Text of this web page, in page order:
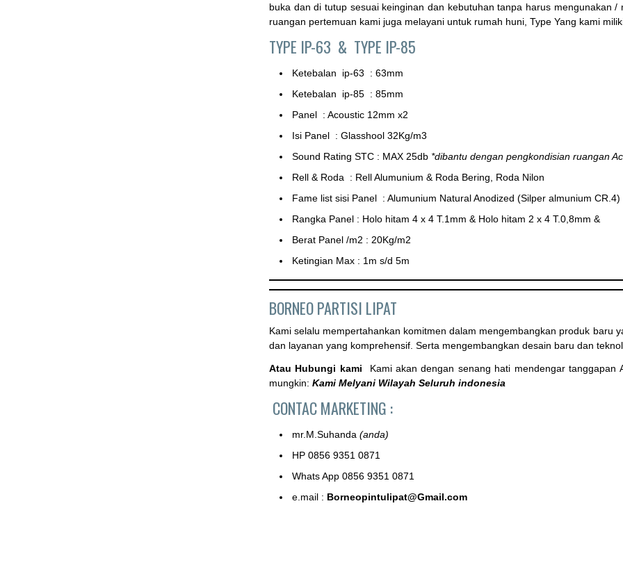
buka dan di tutup sesuai keinginan dan kebutuhan tanpa harus mengunakan
ruangan pertemuan kami juga melayani untuk rumah huni, Type Yang kami
TYPE IP-63 & TYPE IP-85
Ketebalan ip-63 : 63mm
Ketebalan ip-85 : 85mm
Panel : Acoustic 12mm x2
Isi Panel : Glasshool 32Kg/m3
Sound Rating STC : MAX 25db *dibantu dengan pengkondisian ruangan
Rell & Roda : Rell Alumunium & Roda Bering, Roda Nilon
Fame list sisi Panel : Alumunium Natural Anodized (Silper almunium CR.4)
Rangka Panel : Holo hitam 4 x 4 T.1mm & Holo hitam 2 x 4 T.0,8mm &
Berat Panel /m2 : 20Kg/m2
Ketingian Max : 1m s/d 5m
BORNEO PARTISI LIPAT
Kami selalu mempertahankan komitmen dalam mengembangkan produk baru
dan layanan yang komprehensif. Serta mengembangkan desain baru dan
Atau Hubungi kami
Kami akan dengan senang hati mendengar
mungkin: Kami Melyani Wilayah Seluruh indonesia
CONTAC MARKETING :
mr.M.Suhanda (anda)
HP 0856 9351 0871
Whats App 0856 9351 0871
e.mail : Borneopintulipat@Gmail.com